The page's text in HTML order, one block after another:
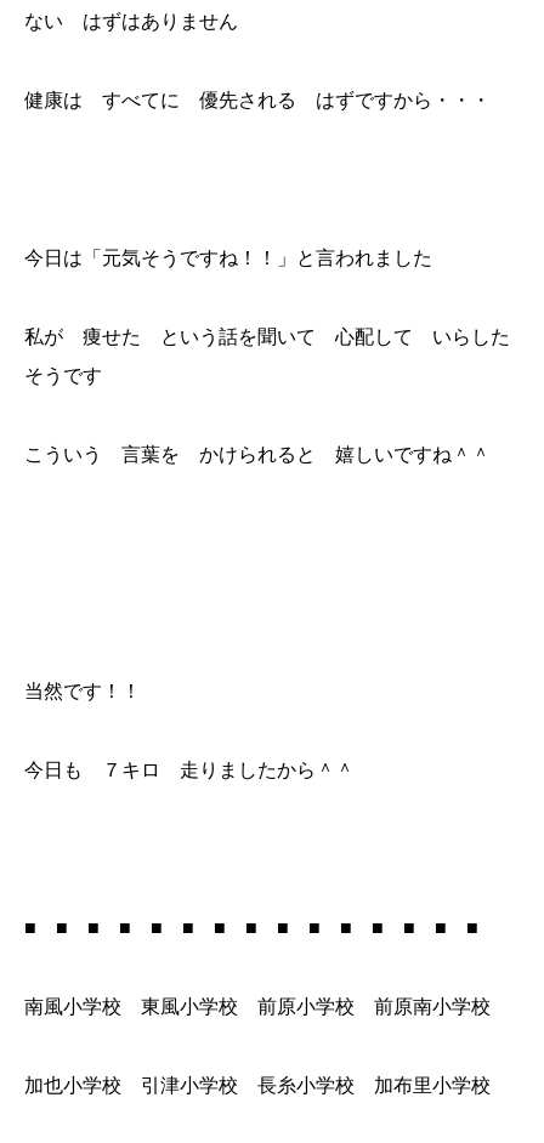
ない はずはありません
健康は すべてに 優先される はずですから・・・
今日は「元気そうですね！！」と言われました
私が 痩せた という話を聞いて 心配して いらした
そうです
こういう 言葉を かけられると 嬉しいですね＾＾
当然です！！
今日も ７キロ 走りましたから＾＾
■ ■ ■ ■ ■ ■ ■ ■ ■ ■ ■ ■ ■ ■ ■
南風小学校 東風小学校 前原小学校 前原南小学校
加也小学校 引津小学校 長糸小学校 加布里小学校